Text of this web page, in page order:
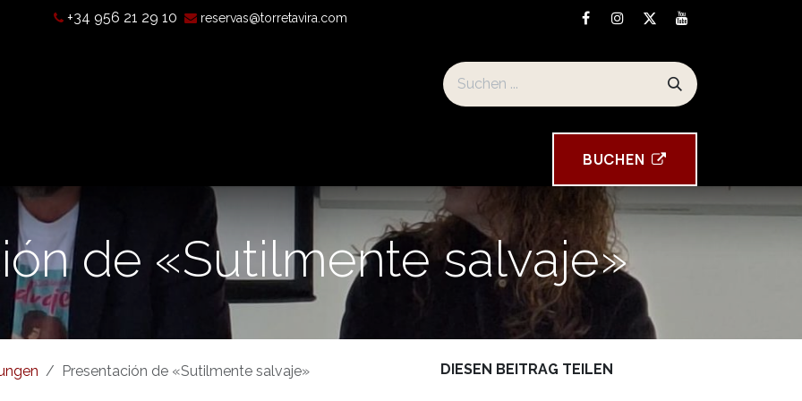
+34 956 21 29 10 reservas@torretavira.com
Souvenirs der Torre Tavira
BUCHEN
de «Sutilmente salvaje»
Presentación de «Sutilmente salvaje» DIESEN BEITRAG TEILEN